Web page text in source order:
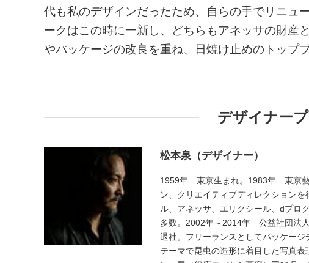
代も私のデザインだったため、自らの手でリニュ
ークはこの時に一新し、どちらもアネッサの財産
やパッケージの改良を重ね、日焼け止めのトップ
デザイナー
松本泉（デザイナー）
1959年 東京生まれ。1983年 東京藝
ン、クリエイティブディレクション
ル、アネッサ、エリクシール、dプロ
多数。2002年～2014年 公益社団法
退社。フリーランスとしてパッケー
テーマで昆虫の造形に着目した写真